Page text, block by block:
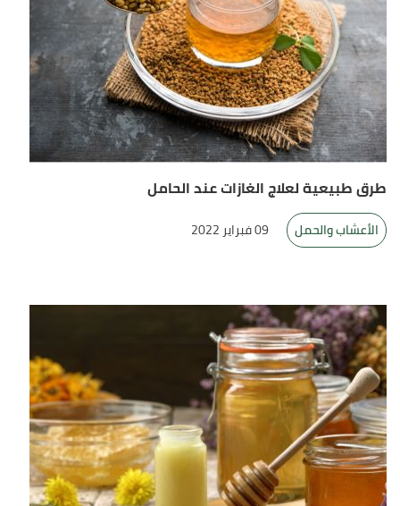
طرق طبيعية لعلاج الغازات عند الحامل
الأعشاب والحمل 09 فبراير 2022